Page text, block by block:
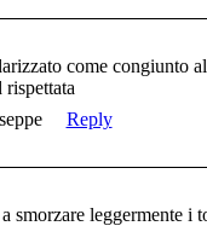
come congiunto
Reply
smorzare leggermente i